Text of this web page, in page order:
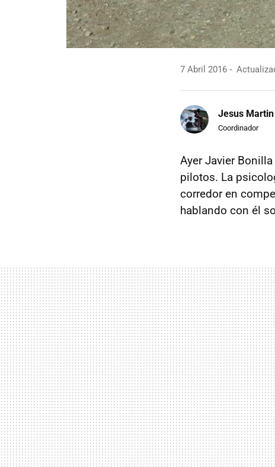
7 Abril 2016
Jesus Martin
Coordinador
Ayer Javier Bonilla
pilotos. La
corredor en
hablando con él